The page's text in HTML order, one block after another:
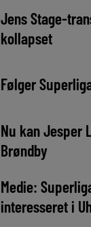
Jens Stage-
kollapset
Følger
Nu kan Jesper
Brøndby
Medie:
interesseret i